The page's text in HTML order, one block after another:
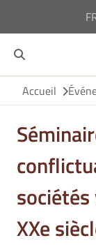
Accueil
XXe